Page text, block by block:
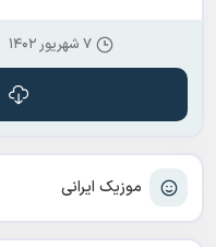
موزیک ایرانی
۷ شهریور ۱۴۰۲